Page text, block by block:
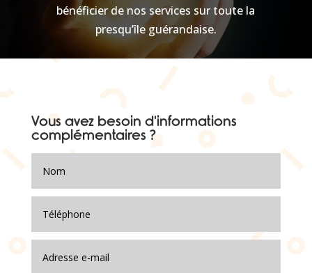
bénéficier de nos services sur toute la
presqu’île guérandaise.
Vous avez besoin d'informations
complémentaires ?